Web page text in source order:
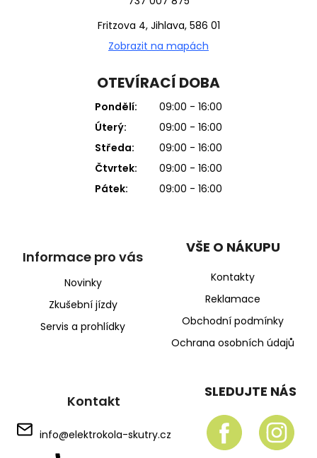
Fritzova 4, Jihlava, 586 01
Zobrazit na mapách
OTEVÍRACÍ DOBA
Pondělí:
09:00 - 16:00
Úterý:
09:00 - 16:00
Středa:
09:00 - 16:00
Čtvrtek:
09:00 - 16:00
Pátek:
09:00 - 16:00
Informace pro vás
Novinky
Zkušební jízdy
Servis a prohlídky
VŠE O NÁKUPU
Kontakty
Reklamace
Obchodní podmínky
Ochrana osobních údajů
Kontakt
info@elektrokola-skutry.cz
SLEDUJTE NÁS